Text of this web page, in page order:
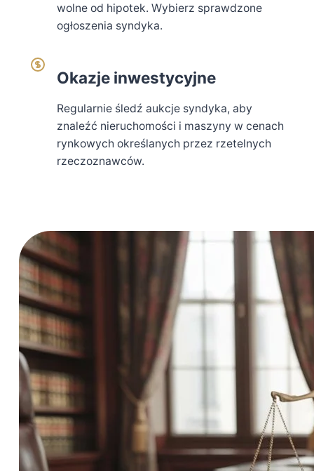
wolne od hipotek. Wybierz sprawdzone
ogłoszenia syndyka.
Okazje inwestycyjne
Regularnie śledź aukcje syndyka, aby
znaleźć nieruchomości i maszyny w cenach
rynkowych określanych przez rzetelnych
rzeczoznawców.